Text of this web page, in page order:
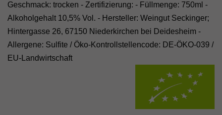
Geschmack: trocken - Zertifizierung: - Füllmenge: 750ml -
Alkoholgehalt 10,5% Vol. - Hersteller: Weingut Seckinger;
Hintergasse 26, 67150 Niederkirchen bei Deidesheim -
Allergene: Sulfite / Öko-Kontrollstellencode: DE-ÖKO-039 /
EU-Landwirtschaft